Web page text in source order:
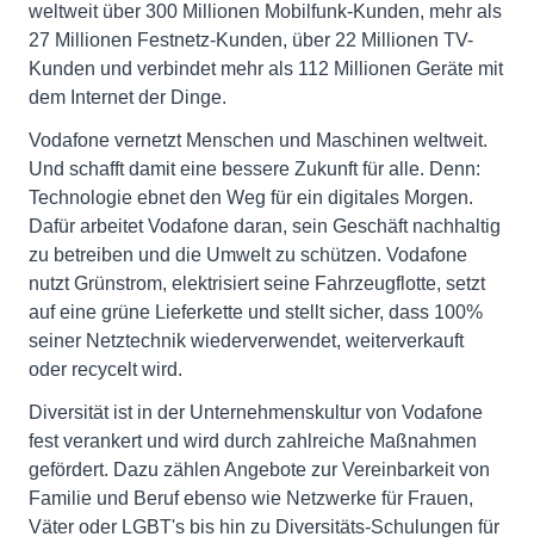
weltweit über 300 Millionen Mobilfunk-Kunden, mehr als
27 Millionen Festnetz-Kunden, über 22 Millionen TV-
Kunden und verbindet mehr als 112 Millionen Geräte mit
dem Internet der Dinge.
Vodafone vernetzt Menschen und Maschinen weltweit.
Und schafft damit eine bessere Zukunft für alle. Denn:
Technologie ebnet den Weg für ein digitales Morgen.
Dafür arbeitet Vodafone daran, sein Geschäft nachhaltig
zu betreiben und die Umwelt zu schützen. Vodafone
nutzt Grünstrom, elektrisiert seine Fahrzeugflotte, setzt
auf eine grüne Lieferkette und stellt sicher, dass 100%
seiner Netztechnik wiederverwendet, weiterverkauft
oder recycelt wird.
Diversität ist in der Unternehmenskultur von Vodafone
fest verankert und wird durch zahlreiche Maßnahmen
gefördert. Dazu zählen Angebote zur Vereinbarkeit von
Familie und Beruf ebenso wie Netzwerke für Frauen,
Väter oder LGBT's bis hin zu Diversitäts-Schulungen für